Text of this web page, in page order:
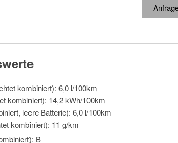
kombiniert): 6,0 l/100km
kombiniert): 14,2 kWh/100km
leere Batterie): 6,0 l/100km
kombiniert): 11 g/km
B